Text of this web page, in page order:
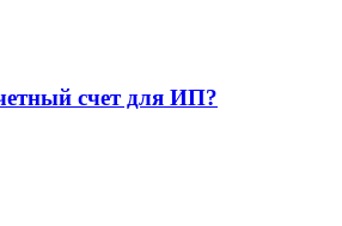
счет для ИП?